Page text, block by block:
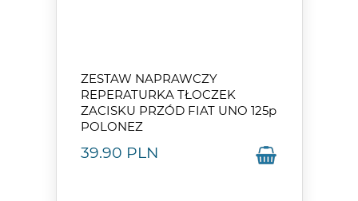
ZESTAW NAPRAWCZY
REPERATURKA TŁOCZEK
ZACISKU PRZÓD FIAT UNO 125p
POLONEZ
39.90 PLN